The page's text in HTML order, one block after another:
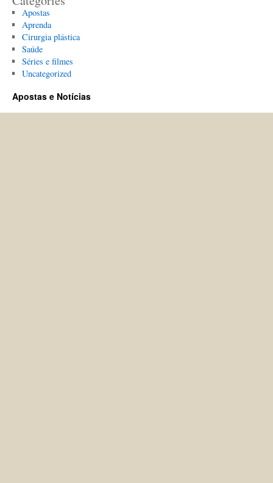
Apostas
Aprenda
Cirurgia plástica
Saúde
Séries e filmes
Uncategorized
Apostas e Notícias